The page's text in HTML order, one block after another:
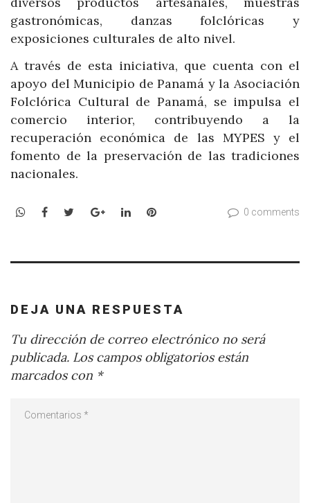
gastronómicas, danzas folclóricas y
exposiciones culturales de alto nivel.
A través de esta iniciativa, que cuenta con el
apoyo del Municipio de Panamá y la Asociación
Folclórica Cultural de Panamá, se impulsa el
comercio interior, contribuyendo a la
recuperación económica de las MYPES y el
fomento de la preservación de las tradiciones
nacionales.
WhatsApp
Facebook
TwitterGoogle+LinkedInPinterest 0 comments
DEJA UNA RESPUESTA
Tu dirección de correo electrónico no será
publicada. Los campos obligatorios están
marcados con *